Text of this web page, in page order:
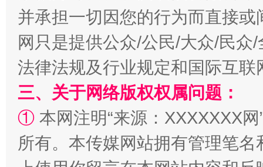
漫山遍野的桃花与雪山、麦地、白藏房 除
并承担一切因您的行为而直接
网只是提供公众/公民/大众/民
法律法规及行业规定和国际互
三、关于网络版权权属问题：
① 本网注明“来源：XXXXXXX
所有。本传媒网站拥有管理笔